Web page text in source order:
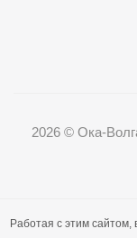
2026 © Ока-
Работая с этим сайтом,